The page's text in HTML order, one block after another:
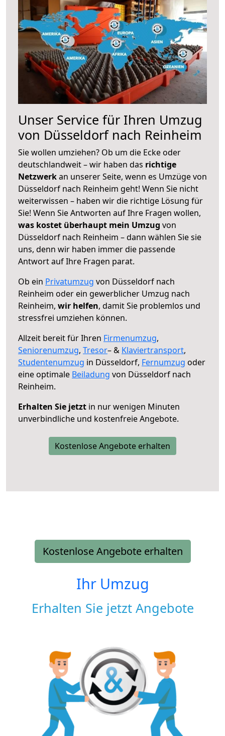
Unser Service für Ihren Umzug
von Düsseldorf nach Reinheim
Sie wollen umziehen? Ob um die Ecke oder
deutschlandweit – wir haben das richtige
Netzwerkan unserer Seite, wenn es Umzüge von
Düsseldorf nach Reinheim geht! Wenn Sie nicht
weiterwissen – haben wir die richtige Lösung für
Sie! Wenn Sie Antworten auf Ihre Fragen wollen,
was kostet überhaupt mein Umzug von
Düsseldorf nach Reinheim – dann wählen Sie sie
uns, denn wir haben immer die passende
Antwort auf Ihre Fragen parat.
Ob ein Privatumzug von Düsseldorf nach
Reinheim oder ein gewerblicher Umzug nach
Reinheim, wir helfen, damit Sie problemlos und
stressfrei umziehen können.
Allzeit bereit für Ihren Firmenumzug,
Seniorenumzug, Tresor– & Klaviertransport,
Studentenumzug in Düsseldorf, Fernumzug oder
eine optimale Beiladung von Düsseldorf nach
Reinheim.
Erhalten Sie jetzt in nur wenigen Minuten
unverbindliche und kostenfreie Angebote.
Kostenlose Angebote erhalten
Kostenlose Angebote erhalten
Ihr Umzug
Erhalten Sie jetzt Angebote